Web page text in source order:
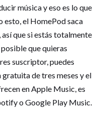
música y eso es lo que
esto, el HomePod saca
que si estás totalmente
que quieras
suscriptor, puedes
de tres meses y el
en Apple Music, es
o Google Play Music.